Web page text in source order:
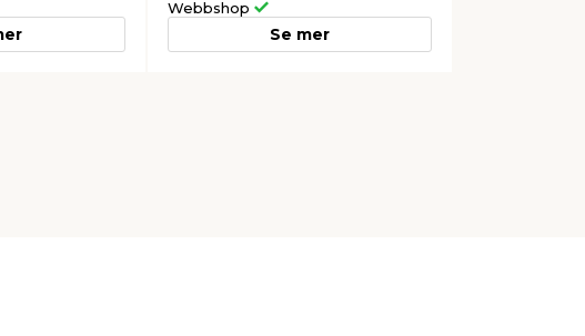
Webbshop
Se mer